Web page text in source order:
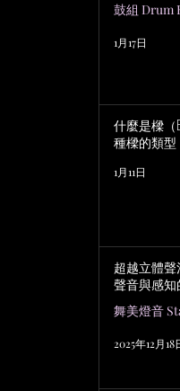
鼓組 Drum
1月17日
什麼是樑（
種樑的類型
1月11日
超越立體
聲音與感
舞美燈音
2025年12月18